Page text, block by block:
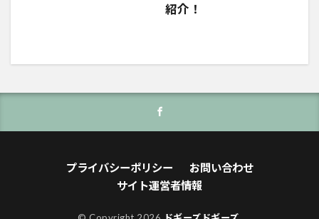
紹介！
プライバシーポリシー
お問い合わせ
サイト運営者情報